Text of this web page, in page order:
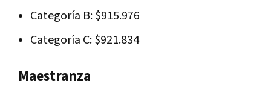
Categoría B: $915.976
Categoría C: $921.834
Maestranza